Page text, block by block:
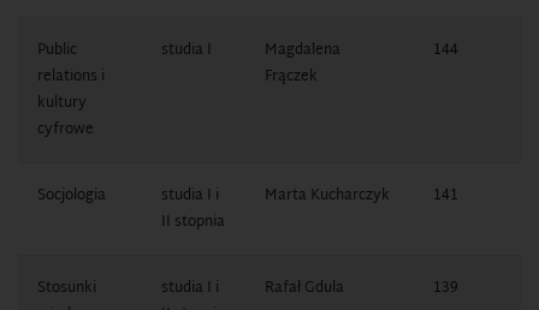
Public
relations i
kultury
cyfrowe
studia I
Magdalena
Frączek
144
Socjologia
studia I i
II stopnia
Marta Kucharczyk 141
Stosunki
studia I i
Rafał Gdula 139